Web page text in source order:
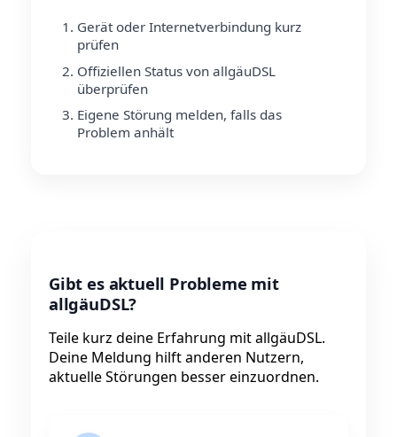
Gerät oder Internetverbindung kurz
prüfen
Offiziellen Status von allgäuDSL
überprüfen
Eigene Störung melden, falls das
Problem anhält
Gibt es aktuell Probleme mit
allgäuDSL?
Teile kurz deine Erfahrung mit allgäuDSL.
Deine Meldung hilft anderen Nutzern,
aktuelle Störungen besser einzuordnen.